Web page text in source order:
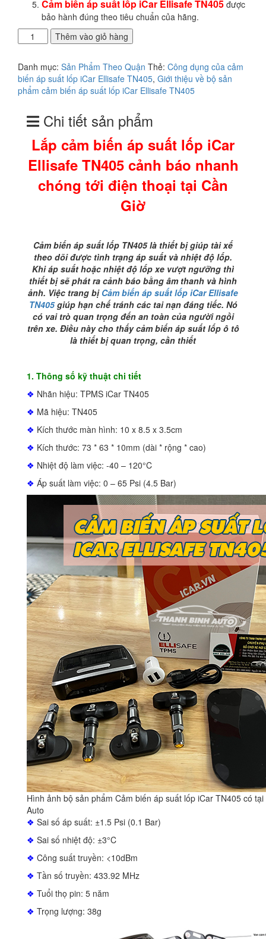
Cảm biến áp suất lốp iCar Ellisafe TN405 được
bảo hành đúng theo tiêu chuẩn của hãng.
Lắp
cảm
áp
suất
lốp
Ellisafe
TN405
cảnh
nhanh
lượng
Thêm vào giỏ hàng
Danh mục: Sản Phẩm Theo Quận Thẻ: Công dụng của cảm
biến áp suất lốp iCar Ellisafe TN405, Giới thiệu về bộ sản
phẩm cảm biến áp suất lốp iCar Ellisafe TN405
Chi tiết sản phẩm
Lắp cảm biến áp suất lốp iCar
Ellisafe TN405 cảnh báo nhanh
chóng tới điện thoại tại Cần
Giờ
Cảm biến áp suất lốp TN405 là thiết bị giúp tài xế
theo dõi được tình trạng áp suất và nhiệt độ lốp.
Khi áp suất hoặc nhiệt độ lốp xe vượt ngưỡng thì
thiết bị sẽ phát ra cảnh báo bằng âm thanh và hình
ảnh. Việc trang bị Cảm biến áp suất lốp iCar Ellisafe
TN405giúp hạn chế tránh các tai nạn đáng tiếc. Nó
có vai trò quan trọng đến an toàn của người ngồi
trên xe. Điều này cho thấy cảm biến áp suất lốp ô tô
là thiết bị quan trọng, cần thiết
1. Thông số kỹ thuật chi tiết
❖ Nhãn hiệu: TPMS iCar TN405
❖ Mã hiệu: TN405
❖ Kích thước màn hình: 10 x 8.5 x 3.5cm
❖ Kích thước: 73 * 63 * 10mm (dài * rộng * cao)
❖ Nhiệt độ làm việc: -40 – 120°C
❖ Áp suất làm việc: 0 – 65 Psi (4.5 Bar)
Hình ảnh bộ sản phẩm Cảm biến áp suất lốp iCar TN405 có
Auto
❖ Sai số áp suất: ±1.5 Psi (0.1 Bar)
❖ Sai số nhiệt độ: ±3°C
❖ Công suất truyền: <10dBm
❖ Tần số truyền: 433.92 MHz
❖ Tuổi thọ pin: 5 năm
❖ Trọng lượng: 38g